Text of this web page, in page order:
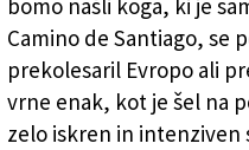
bomo našli koga, ki je
Camino de Santiago, se
prekolesaril Evropo ali
vrne enak, kot je šel na
zelo iskren in intenziven